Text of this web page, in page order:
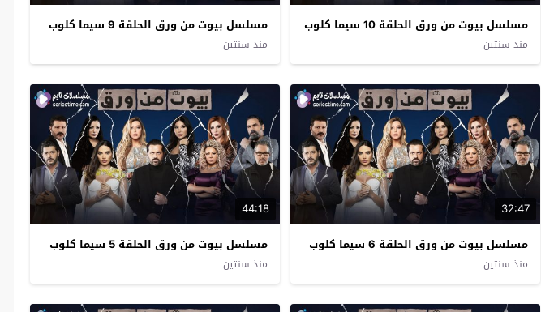
مسلسل بيوت من ورق الحلقة 10 سيما كلوب
منذ سنتين
مسلسل بيوت من ورق الحلقة 9 سيما كلوب
منذ سنتين
32:47
مسلسل بيوت من ورق الحلقة 6 سيما كلوب
منذ سنتين
44:18
مسلسل بيوت من ورق الحلقة 5 سيما كلوب
منذ سنتين